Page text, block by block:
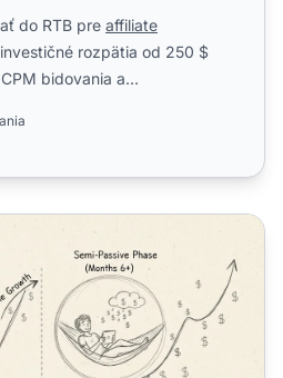
do RTB pre affiliate
rozpätia od 250 $
bidovania a
príjem? Pravda o polo-